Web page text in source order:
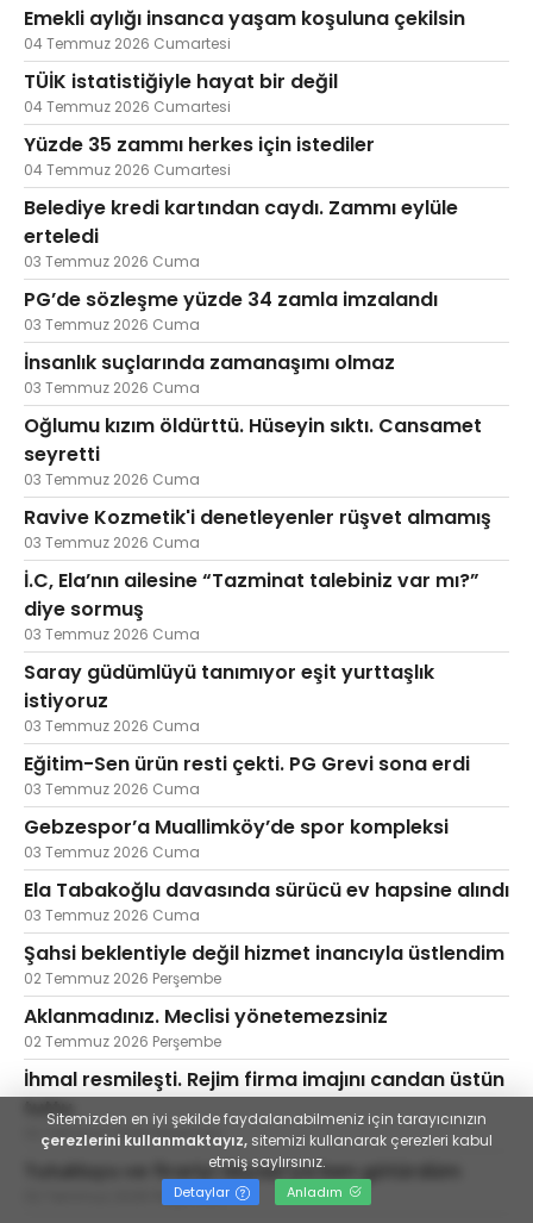
Emekli aylığı insanca yaşam koşuluna çekilsin
04 Temmuz 2026 Cumartesi
TÜİK istatistiğiyle hayat bir değil
04 Temmuz 2026 Cumartesi
Yüzde 35 zammı herkes için istediler
04 Temmuz 2026 Cumartesi
Belediye kredi kartından caydı. Zammı eylüle
erteledi
03 Temmuz 2026 Cuma
PG’de sözleşme yüzde 34 zamla imzalandı
03 Temmuz 2026 Cuma
İnsanlık suçlarında zamanaşımı olmaz
03 Temmuz 2026 Cuma
Oğlumu kızım öldürttü. Hüseyin sıktı. Cansamet
seyretti
03 Temmuz 2026 Cuma
Ravive Kozmetik'i denetleyenler rüşvet almamış
03 Temmuz 2026 Cuma
İ.C, Ela’nın ailesine “Tazminat talebiniz var mı?”
diye sormuş
03 Temmuz 2026 Cuma
Saray güdümlüyü tanımıyor eşit yurttaşlık
istiyoruz
03 Temmuz 2026 Cuma
Eğitim-Sen ürün resti çekti. PG Grevi sona erdi
03 Temmuz 2026 Cuma
Gebzespor’a Muallimköy’de spor kompleksi
03 Temmuz 2026 Cuma
Ela Tabakoğlu davasında sürücü ev hapsine alındı
03 Temmuz 2026 Cuma
Şahsi beklentiyle değil hizmet inancıyla üstlendim
02 Temmuz 2026 Perşembe
Aklanmadınız. Meclisi yönetemezsiniz
02 Temmuz 2026 Perşembe
İhmal resmileşti. Rejim firma imajını candan üstün
tuttu
02 Temmuz 2026 Perşembe
Tutukluyu ve firariyi Akyazı'ya ben götürdüm
02 Temmuz 2026 Perşembe
Sitemizden en iyi şekilde faydalanabilmeniz için tarayıcınızın
çerezlerini kullanmaktayız, sitemizi kullanarak çerezleri kabul
etmiş saylırsınız.
Detaylar Anladım